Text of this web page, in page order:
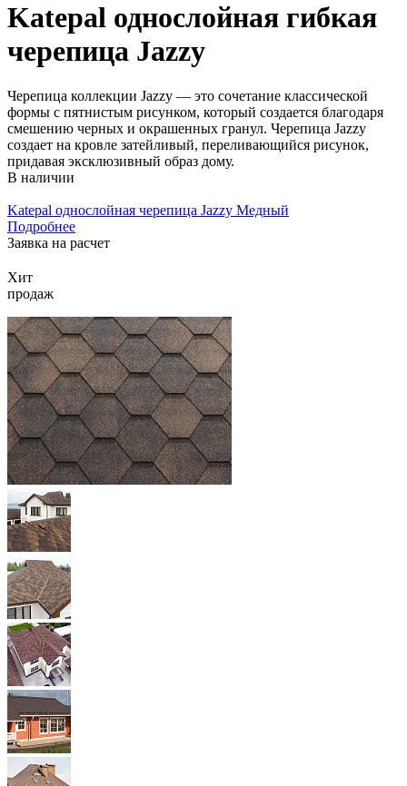
Katepal однослойная гибкая
черепица Jazzy
Черепица коллекции Jazzy — это сочетание классической
формы с пятнистым рисунком, который создается благодаря
смешению черных и окрашенных гранул. Черепица Jazzy
создает на кровле затейливый, переливающийся рисунок,
придавая эксклюзивный образ дому.
В наличии
Katepal однослойная черепица Jazzy Медный
Подробнее
Заявка на расчет
Хит
продаж